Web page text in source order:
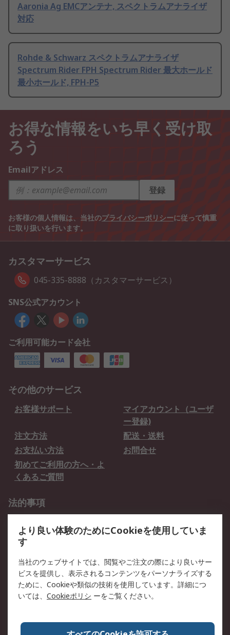
Aaronia Ag EMCアンテナ, スペクトラムアナライザ
対応
Rohde & Schwarz スペクトラムアナライザ
Spectrum Rider FPH Spectrum Rider 最大ホールド
最小ホールド, FPH-P5
お得な情報をいち早く受け取
ろう
Emailアドレス
登録
お客様の個人情報は、当社のプライバシーポリシーに従って慎重
に取り扱いを行います。
カスタマーサービス
045-335-8888（カスタマーサービス）
SNS公式アカウント
ご利用可能カード会社
その他のサービス
お客様サポート
マイアカウント（ユーザ
ー登録)
注文方法
配送・送料
お支払い方法
お問合せ
初めてご利用の方へ・よ
くあるご質問
法的事項
クッキーポリシー
RSについて
会社概要
採用情報
プレスリリース＆お知ら
コーポレートサイト
全世界のRS
RSの歴史
より良い体験のためにCookieを使用していま
す
当社のウェブサイトでは、閲覧やご注文の際により良いサー
ビスを提供し、表示されるコンテンツをパーソナライズする
ために、Cookieや類似の技術を使用しています。詳細につ
いては、 Cookieポリシ ーをご覧ください。